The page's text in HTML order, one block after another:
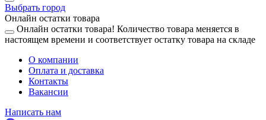
Выбрать город
Онлайн остатки товара
Онлайн остатки товара! Количество товара меняется в
настоящем времени и соответствует остатку товара на складе
О компании
Оплата и доставка
Контакты
Вакансии
Написать нам